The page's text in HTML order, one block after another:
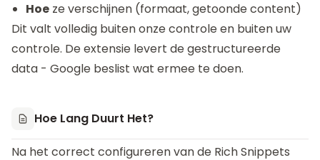
Hoe ze verschijnen (formaat, getoonde content)
Dit valt volledig buiten onze controle en buiten uw
controle. De extensie levert de gestructureerde
data - Google beslist wat ermee te doen.
Hoe Lang Duurt Het?
Na het correct configureren van de Rich Snippets